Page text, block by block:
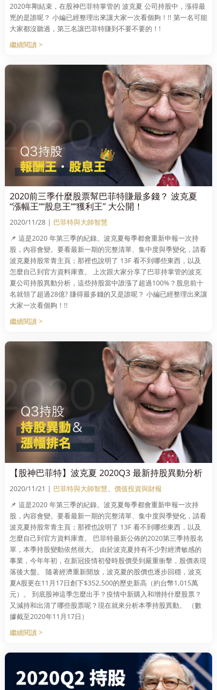
2020年剛結束，在股神巴菲特掌管的 波克夏 公司持股中，漲得最
兇的是誰呢？ 小編已經整理出來讓大家一次看個夠！!! 第一名可能
大家都沒聽過，第三名讓巴菲特賺到不要不要的！!
繼續閱讀 >
2020前三季什麼股票幫巴菲特賺最多錢？ 波克夏
“漲幅王““股息王““獲利王” 大公開！
2020/11/28 | 巴菲特與大師智慧
📌 這是2020 年第三季的紀錄。波克夏每季都會重新申報一次持
股，內容會變。要看最新一期的完整清單、集中度與季變化，請看
波克夏持股常青主頁；那裡也說明了 13F 看不到哪些東西，以及
怎麼自己到官方資料庫查。 上次跟大家分享了巴菲持掌管的波克
夏公司持股異動分析，這些持股當中誰漲了超過100%？股息前十
名就領了超過28億? 賺得最多錢的又是誰呢？ 小編已經整理出來讓
大家一次看個夠！!!
繼續閱讀 >
【股神巴菲特】波克夏 2020Q3 最新持股異動分析
2020/11/21 | 巴菲特與大師智慧、 價值投資與財報
📌 這是2020 年第三季的紀錄。波克夏每季都會重新申報一次持
股，內容會變。要看最新一期的完整清單、集中度與季變化，請看
波克夏持股常青主頁；那裡也說明了 13F 看不到哪些東西，以及
怎麼自己到官方資料庫查。 巴菲特最新公佈的2020第三季持股名
單，本季持股變動依然很大。 由於波克夏持有不少對經濟敏感的
事業，今年年初，在新冠疫情初發時股價受到嚴重衝擊，股價表現
落後大盤。 隨著經濟重新開放，波克夏的股價也逐步回穩，波克
夏A股更在11月17日創下$352,500的歷史新高（約台幣1,015萬
元）。 到底股神這季怎麼出手？疫情中新購入和增持什麼股票？
又減持和出清了哪些股票呢？現在就來分析本季持股異動。 （數
據截至2020年11月17日）
繼續閱讀 >